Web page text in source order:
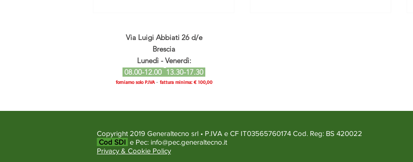
Via Luigi Abbiati 26 d/e
Brescia
Lunedì - Venerdì:
08.00-12.00 13.30-17.30
forniamo solo P.IVA - fattura minima: € 100,00
Copyright 2019 Generaltecno srl • P.IVA e CF IT03565760174 Cod. Reg: BS 420022
Cod SDI e Pec: info@pec.generaltecno.it
Privacy & Cookie Policy